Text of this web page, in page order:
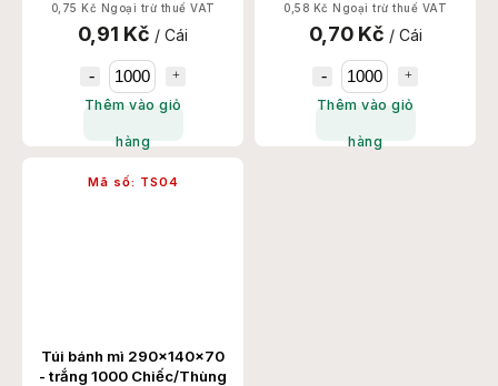
0,75 Kč Ngoại trừ thuế VAT
0,91 Kč / Cái
Thêm vào giỏ
hàng
0,58 Kč Ngoại trừ thuế VAT
0,70 Kč / Cái
Thêm vào giỏ
hàng
Túi bánh mì 290x140x70
- trắng 1000 Chiếc/Thùng
Mã số: TS04